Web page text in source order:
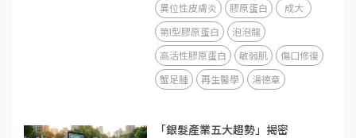
異位性皮膚炎
膠原蛋白
成大
第I型膠原蛋白
泡泡龍
高活性膠原蛋白
敏弱肌
傷口修復
蟹足腫
再生醫學 湯德章
「銀髮產業五大趨勢」揭密